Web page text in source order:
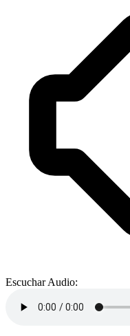
Escuchar Audio: